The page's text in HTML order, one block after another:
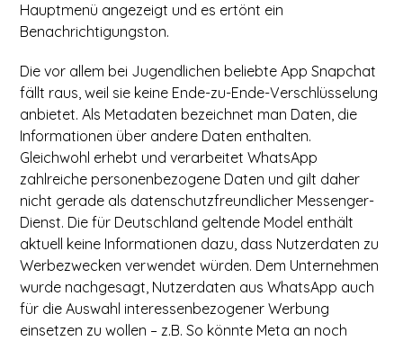
Hauptmenü angezeigt und es ertönt ein
Benachrichtigungston.
Die vor allem bei Jugendlichen beliebte App Snapchat
fällt raus, weil sie keine Ende-zu-Ende-Verschlüsselung
anbietet. Als Metadaten bezeichnet man Daten, die
Informationen über andere Daten enthalten.
Gleichwohl erhebt und verarbeitet WhatsApp
zahlreiche personenbezogene Daten und gilt daher
nicht gerade als datenschutzfreundlicher Messenger-
Dienst. Die für Deutschland geltende Model enthält
aktuell keine Informationen dazu, dass Nutzerdaten zu
Werbezwecken verwendet würden. Dem Unternehmen
wurde nachgesagt, Nutzerdaten aus WhatsApp auch
für die Auswahl interessenbezogener Werbung
einsetzen zu wollen – z.B. So könnte Meta an noch